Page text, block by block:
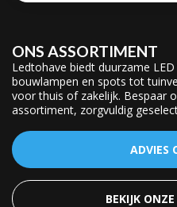
ONS ASSORTIMENT
Ledtohave biedt duurzame
bouwlampen en spots tot
voor thuis of zakelijk. Bespaar
assortiment, zorgvuldig
ADVIES
BEKIJK